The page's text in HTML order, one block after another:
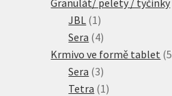
JBL 1 1
produkt
Sera 44
produkty
Krmivo ve formě tablet 5
Sera 33
produkty
Tetra 1 1